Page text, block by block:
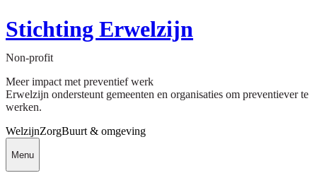
Stichting Erwelzijn
Non-profit
Meer impact met preventief werk
Erwelzijn ondersteunt gemeenten en organisaties om preventiever te
werken.
WelzijnZorgBuurt & omgeving
Menu